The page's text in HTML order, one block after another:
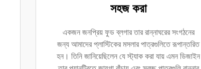
সহজ করা
একজন জনপ্রিয় ফুড ব্লগার তার রান্নাঘরের সংগঠনের
জন্য আমাদের প্লাস্টিকের মসলার পাত্রগুলিতে রূপান্তরিত
হন। তিনি জানিয়েছিলেন যে স্ট্যাক করা যায় এমন ডিজাইন